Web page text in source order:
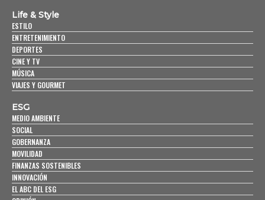
Life & Style
ESTILO
ENTRETENIMIENTO
DEPORTES
CINE Y TV
MÚSICA
VIAJES Y GOURMET
ESG
MEDIO AMBIENTE
SOCIAL
GOBERNANZA
MOVILIDAD
FINANZAS SOSTENIBLES
INNOVACIÓN
EL ABC DEL ESG